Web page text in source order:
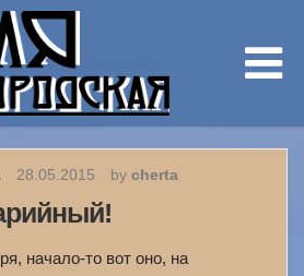
28.05.2015 by cherta
начало-то вот оно, на